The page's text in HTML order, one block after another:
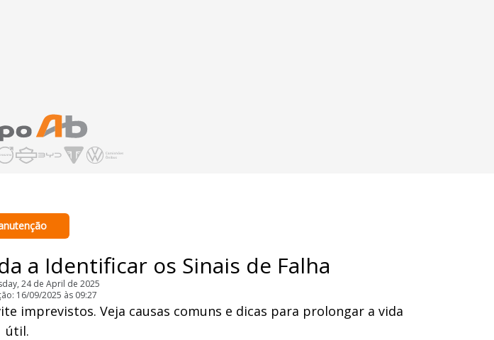
a Identificar os Sinais de Falha
24 de April de 2025
16/09/2025 às 09:27
imprevistos. Veja causas comuns e dicas para prolongar a vida
útil.